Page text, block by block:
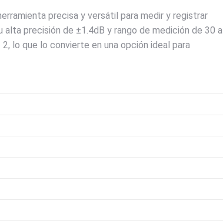
precisa y versátil para medir y registrar
alta precisión de ±1.4dB y rango de medición de 30 a
lo que lo convierte en una opción ideal para